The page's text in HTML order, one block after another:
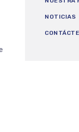
NOTICIAS